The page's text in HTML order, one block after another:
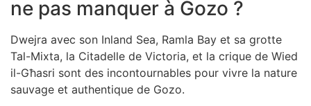
ne pas manquer à Gozo ?
Dwejra avec son Inland Sea, Ramla Bay et sa grotte
Tal-Mixta, la Citadelle de Victoria, et la crique de Wied
il-Għasri sont des incontournables pour vivre la nature
sauvage et authentique de Gozo.